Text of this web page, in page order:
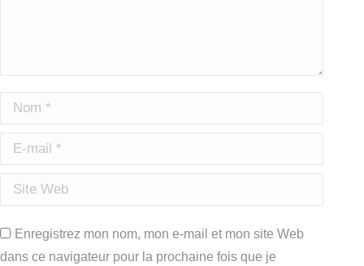
Nom *
E-mail *
Site Web
Enregistrez mon nom, mon e-mail et mon site Web
dans ce navigateur pour la prochaine fois que je